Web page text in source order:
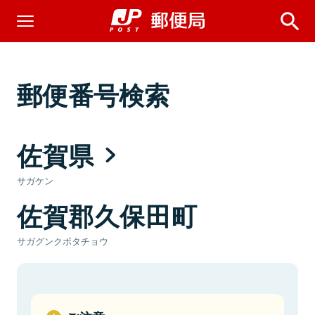
郵便番号検索
佐賀県
サガケン
佐賀郡久保田町
サガグンクボタチョウ